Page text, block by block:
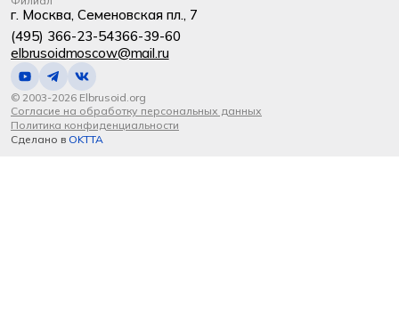
г. Москва, Семеновская пл., 7
(495) 366-23-54366-39-60
elbrusoidmoscow@mail.ru
© 2003-2026 Elbrusoid.org
Согласие на обработку персональных данных
Политика конфиденциальности
Сделано в OKTTA